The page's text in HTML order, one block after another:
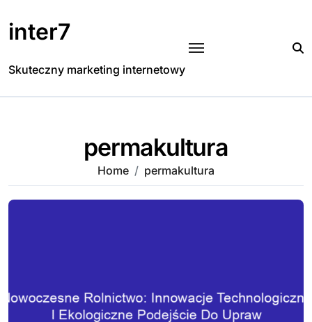
to
content
inter7
Skuteczny marketing internetowy
permakultura
Home permakultura